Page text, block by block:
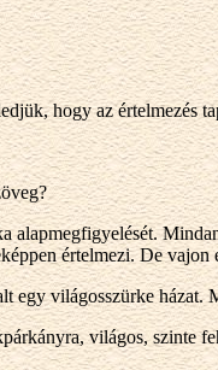
hogy az értelmezés
alapmegfigyelését.
értelmezi. De
egy világosszürke
világos, szinte